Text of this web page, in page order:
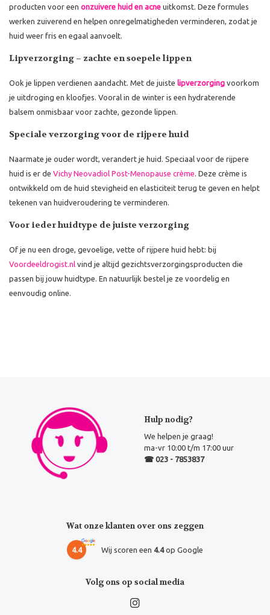
producten voor een onzuivere huid en acne uitkomst. Deze formules
werken zuiverend en helpen onregelmatigheden verminderen, zodat je
huid weer fris en egaal aanvoelt.
Lipverzorging – zachte en soepele lippen
Ook je lippen verdienen aandacht. Met de juiste lipverzorging voorkom
je uitdroging en kloofjes. Vooral in de winter is een hydraterende
balsem onmisbaar voor zachte, gezonde lippen.
Speciale verzorging voor de rijpere huid
Naarmate je ouder wordt, verandert je huid. Speciaal voor de rijpere
huid is er de Vichy Neovadiol Post-Menopause crème . Deze crème is
ontwikkeld om de huid stevigheid en elasticiteit terug te geven en helpt
tekenen van huidveroudering te verminderen.
Voor ieder huidtype de juiste verzorging
Of je nu een droge, gevoelige, vette of rijpere huid hebt: bij
Voordeeldrogist.nl vind je altijd gezichtsverzorgingsproducten die
passen bij jouw huidtype. En natuurlijk bestel je ze voordelig en
eenvoudig online.
Hulp nodig?
We helpen je graag!
ma-vr 10:00 t/m 17:00 uur
☎ 023 - 7853837
Wat onze klanten over ons zeggen
4.4 Wij scoren een 4.4op Google
Volg ons op social media